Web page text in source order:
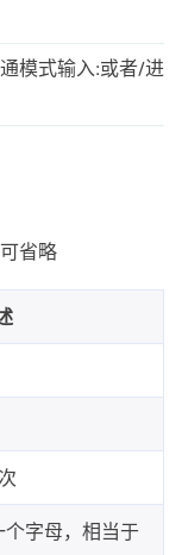
模式输入:或者/进
省略
字母，相当于